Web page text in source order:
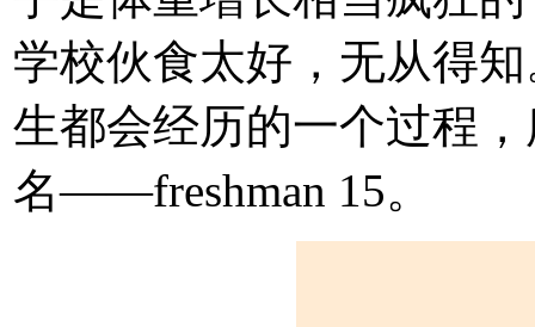
学校伙食太好，无从得
生都会经历的一个过程
名——freshman 15。